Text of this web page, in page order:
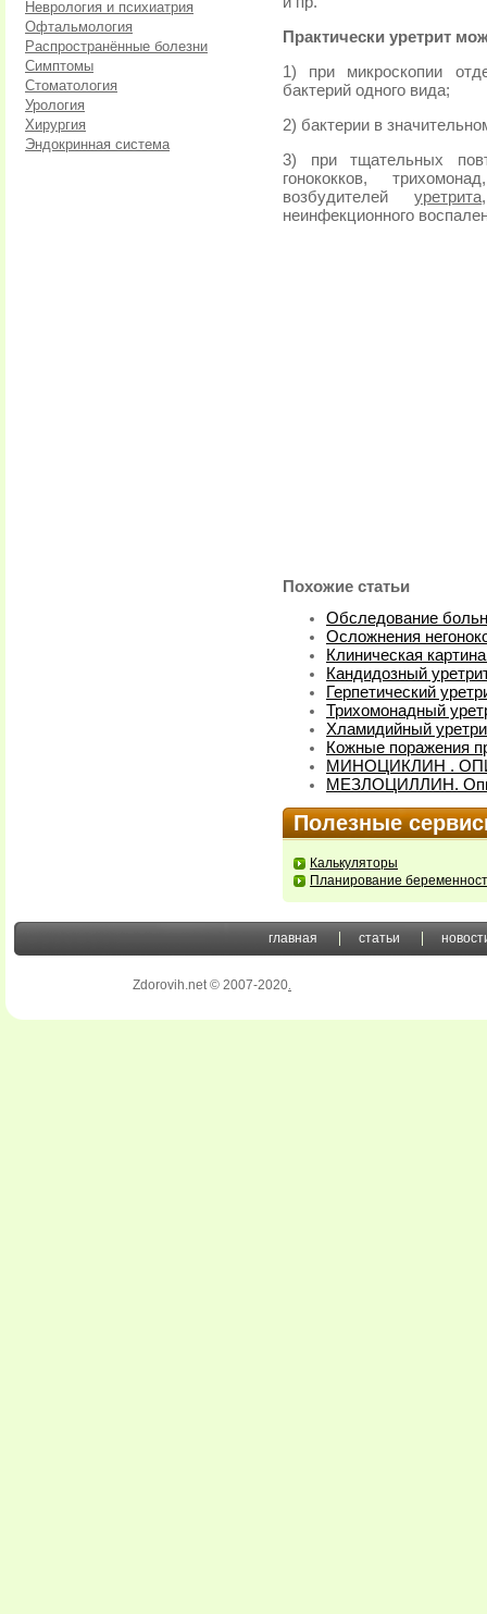
Неврология и психиатрия
Офтальмология
Распространённые болезни
Симптомы
Стоматология
Урология
Хирургия
Эндокринная система
Практически уретрит
1) при микроскопии
бактерий одного вида;
2) бактерии в
3) при тщательных
гонококков,
возбудителейуретрита
неинфекционного
Похожие статьи
Обследование
Осложнения
Клиническая
Кандидозный
Герпетический
Трихомонадный
Хламидийный
Кожные поражения
МИНОЦИКЛИН .
МЕЗЛОЦИЛЛИН.
Полезные
Калькуляторы
Планирование
главная статьи
Zdorovih.net © 2007-2020